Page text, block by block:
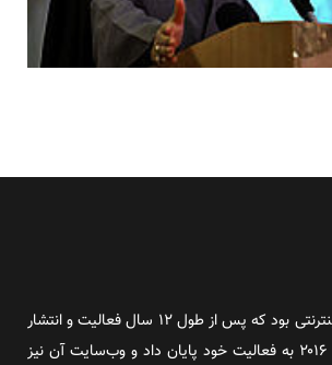
روز آنلاین روزنامه‌ای اینترنتی بود که پس از طول ۱۲ سال فعالیت و انتشار
۲۵۰۰ شماره، در سال ۲۰۱۶ به فعالیت خود پایان داد و وب‌سایت آن نیز